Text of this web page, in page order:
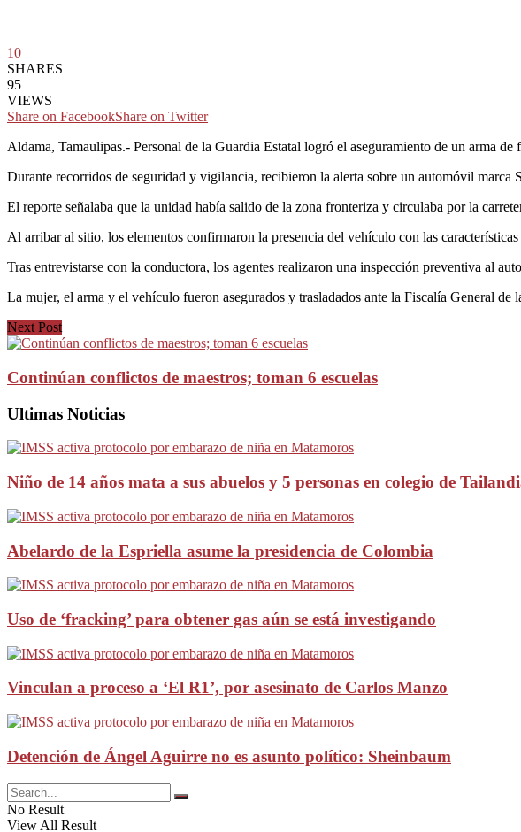
10
SHARES
95
VIEWS
Share on FacebookShare on Twitter
Aldama, Tamaulipas.- Personal de la Guardia Estatal logró el aseguramiento de un arma
Durante recorridos de seguridad y vigilancia, recibieron la alerta sobre un automóvil marca
El reporte señalaba que la unidad había salido de la zona fronteriza y circulaba por la
Al arribar al sitio, los elementos confirmaron la presencia del vehículo con las características
Tras entrevistarse con la conductora, los agentes realizaron una inspección preventiva al
La mujer, el arma y el vehículo fueron asegurados y trasladados ante la Fiscalía General
Next Post
Continúan conflictos de maestros; toman 6 escuelas
Ultimas Noticias
Niño de 14 años mata a sus abuelos y 5 personas en colegio de
Abelardo de la Espriella asume la presidencia de Colombia
Uso de ‘fracking’ para obtener gas aún se está investigando
Vinculan a proceso a ‘El R1’, por asesinato de Carlos Manzo
Detención de Ángel Aguirre no es asunto político: Sheinbaum
No Result
View All Result